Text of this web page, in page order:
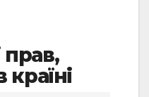
прав,
країні